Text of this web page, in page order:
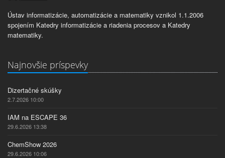
Ústav informatizácie, automatizácie a matematiky vznikol 1.1.2006
spojením Katedry informatizácie a riadenia procesov a Katedry
matematiky.
Najnovšie príspevky
Dizertačné skúšky
2.7.2026 10:00
IAM na ESCAPE 36
29.6.2026 13:38
ChemShow 2026
29.6.2026 10:06